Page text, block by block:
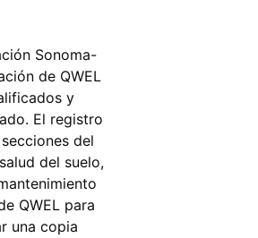
Sonoma-
de QWEL
y
El registro
del
del suelo,
QWEL para
una copia